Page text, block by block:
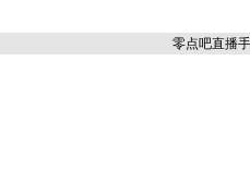
零点吧直播